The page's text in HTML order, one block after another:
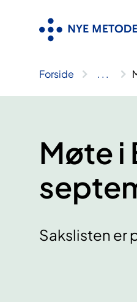
Forside .. .
Møte i
Sakslisten er